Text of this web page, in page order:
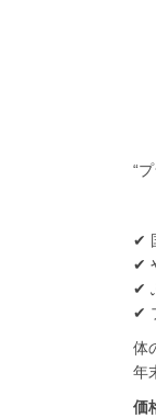
“
✔
✔
✔
✔
体
年
価